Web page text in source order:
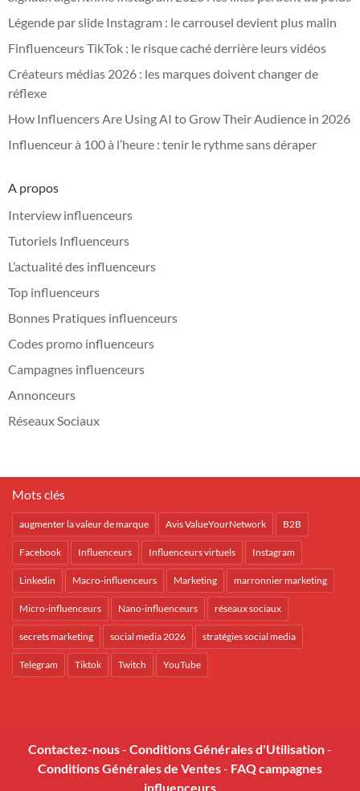
Légende par slide Instagram : le carrousel devient plus malin
Finfluenceurs TikTok : le risque caché derrière leurs vidéos
Créateurs médias 2026 : les marques doivent changer de
réflexe
How Influencers Are Using AI to Grow Their Audience in 2026
Influenceur à 100 à l’heure : tenir le rythme sans déraper
A propos
Interview influenceurs
Tutoriels Influenceurs
L’actualité des influenceurs
Top influenceurs
Bonnes Pratiques influenceurs
Codes promo influenceurs
Campagnes influenceurs
Annonceurs
Réseaux Sociaux
Mots clés
augmenter la valeur de marque Avis ValueYourNetwork B2B
Facebook Influenceurs Influenceurs virtuels Instagram
Linkedin Macro-influenceurs Marketing marronnier marketing
Micro-influenceurs Nano-influenceurs réseaux sociaux
secrets marketing social media 2026 stratégies social media
Telegram Tiktok Twitch YouTube
Contactez-nous- Conditions Générales d'Utilisation-
Conditions Générales de Ventes- FAQ campagnes
influenceurs